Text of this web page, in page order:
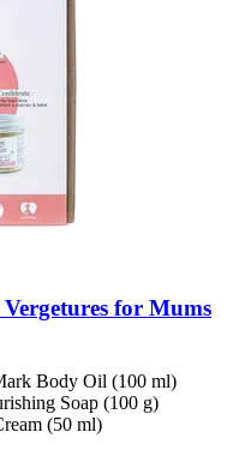
for Mums
Body Oil (100 ml)
Soap (100 g)
(50 ml)